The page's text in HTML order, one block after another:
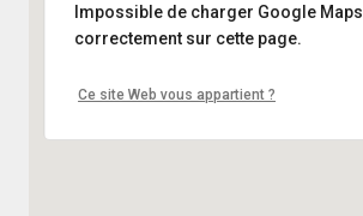
Impossible de charger Google Maps
correctement sur cette page.
Ce site Web vous appartient ?